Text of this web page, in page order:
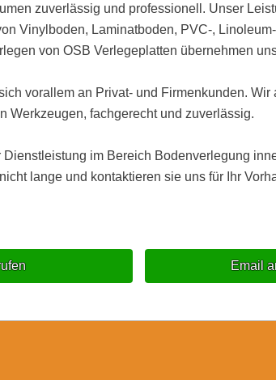
zuverlässig und professionell. Unser
Vinylboden, Laminatboden, PVC-,
von OSB Verlegeplatten übernehmen
vorallem an Privat- und Firmenkunden.
Werkzeugen, fachgerecht und zuverlässig.
im Bereich Bodenverlegung
lange und kontaktieren sie uns für Ihr
Email